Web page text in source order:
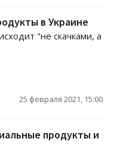
в Украине
"не скачками, а
25 февраля 2021, 15:00
продукты и